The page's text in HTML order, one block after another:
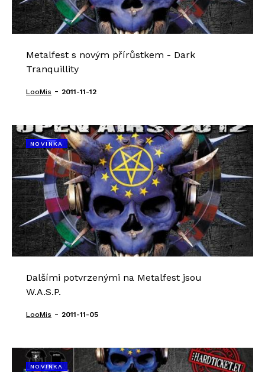
Metalfest s novým přírůstkem - Dark
Tranquillity
LooMis - 2011-11-12
NOVINKA
Dalšími potvrzenými na Metalfest jsou
W.A.S.P.
LooMis - 2011-11-05
NOVINKA